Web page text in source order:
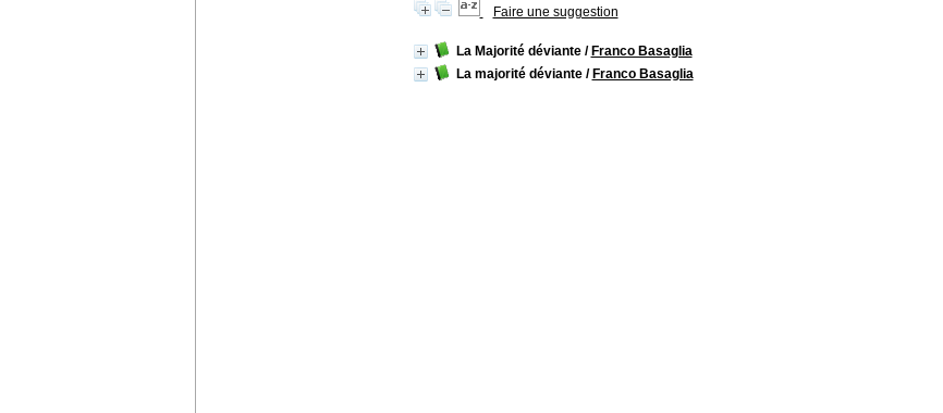
Faire une suggestion
La Majorité déviante/ Franco Basaglia
La majorité déviante/ Franco Basaglia